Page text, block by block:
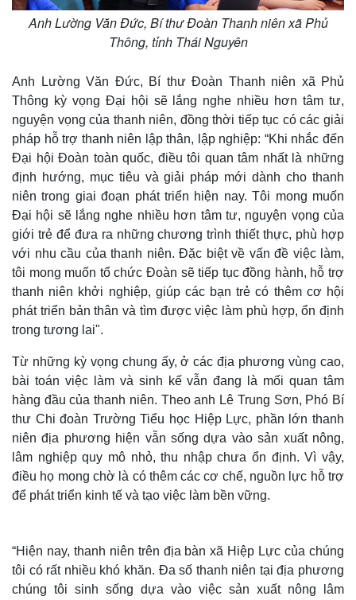
Anh Lường Văn Đức, Bí thư Đoàn Thanh niên xã Phủ
Thông, tỉnh Thái Nguyên
Anh Lường Văn Đức, Bí thư Đoàn Thanh niên xã Phủ
Thông kỳ vọng Đại hội sẽ lắng nghe nhiều hơn tâm tư,
nguyện vọng của thanh niên, đồng thời tiếp tục có các giải
pháp hỗ trợ thanh niên lập thân, lập nghiệp: “Khi nhắc đến
Đại hội Đoàn toàn quốc, điều tôi quan tâm nhất là những
định hướng, mục tiêu và giải pháp mới dành cho thanh
niên trong giai đoạn phát triển hiện nay. Tôi mong muốn
Đại hội sẽ lắng nghe nhiều hơn tâm tư, nguyện vọng của
giới trẻ để đưa ra những chương trình thiết thực, phù hợp
với nhu cầu của thanh niên. Đặc biệt về vấn đề việc làm,
tôi mong muốn tổ chức Đoàn sẽ tiếp tục đồng hành, hỗ trợ
thanh niên khởi nghiệp, giúp các bạn trẻ có thêm cơ hội
phát triển bản thân và tìm được việc làm phù hợp, ổn định
trong tương lai".
Từ những kỳ vọng chung ấy, ở các địa phương vùng cao,
bài toán việc làm và sinh kế vẫn đang là mối quan tâm
hàng đầu của thanh niên. Theo anh Lê Trung Sơn, Phó Bí
thư Chi đoàn Trường Tiểu học Hiệp Lực, phần lớn thanh
niên địa phương hiện vẫn sống dựa vào sản xuất nông,
lâm nghiệp quy mô nhỏ, thu nhập chưa ổn định. Vì vậy,
điều họ mong chờ là có thêm các cơ chế, nguồn lực hỗ trợ
để phát triển kinh tế và tạo việc làm bền vững.
“Hiện nay, thanh niên trên địa bàn xã Hiệp Lực của chúng
tôi có rất nhiều khó khăn. Đa số thanh niên tại địa phương
chúng tôi sinh sống dựa vào việc sản xuất nông lâm